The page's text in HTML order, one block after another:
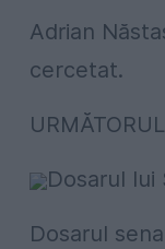
Adrian
cercetat.
Dosarul
Dosarul